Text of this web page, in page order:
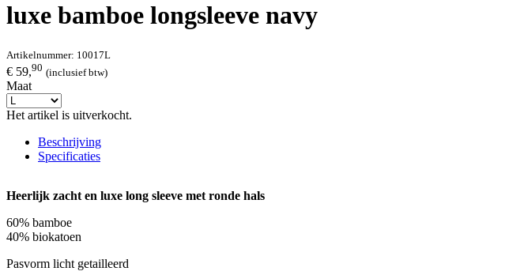
luxe bamboe longsleeve navy
Artikelnummer: 10017L
€ 59,90 (inclusief btw)
Maat
Het artikel is uitverkocht.
Beschrijving
Specificaties
Heerlijk zacht en luxe long sleeve met ronde hals
60% bamboe
40% biokatoen
Pasvorm licht getailleerd